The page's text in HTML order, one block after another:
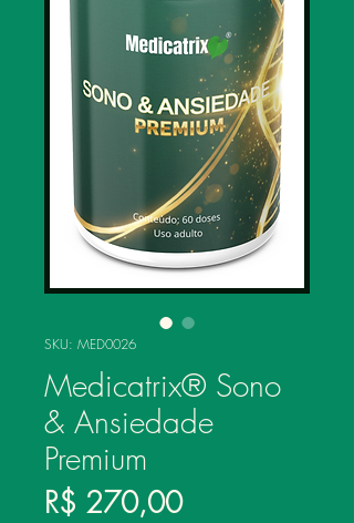
SKU: MED0026
Medicatrix® Sono
& Ansiedade
Premium
R$ 270,00Preço